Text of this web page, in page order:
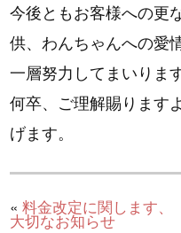
今後ともお客様への更
供、わんちゃんへの愛
一層努力してまいります
何卒、ご理解賜ります
げます。
«料金改定に関します、
大切なお知らせ